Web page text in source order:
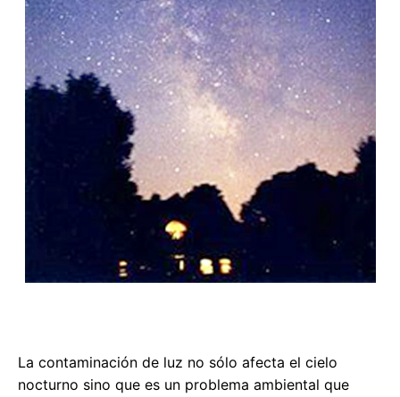
La contaminación de luz no sólo afecta el cielo
nocturno sino que es un problema ambiental que